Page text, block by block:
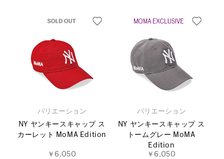
バリエーション
NY ヤンキースキャップ ス
カーレット MoMA Edition
￥6,050
バリエーション
NY ヤンキースキャップ ス
トームグレー MoMA
Edition
￥6,050